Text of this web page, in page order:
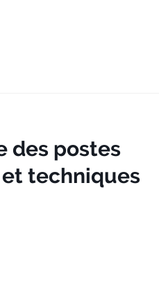
des postes
techniques